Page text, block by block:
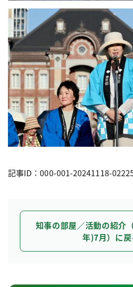
記事ID：000-001-20241118-
知事の部屋／活動の紹介
年)7月）に戻